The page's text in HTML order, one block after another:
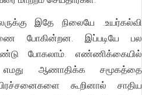
இதே நிலையே .உயர்கல்வி
போகின்றன. இப்படியே பல
போகலாம். எண்ணிக்கையில்
ஆணாதிக்க சமூகத்தை
கூறினால் சாதிய